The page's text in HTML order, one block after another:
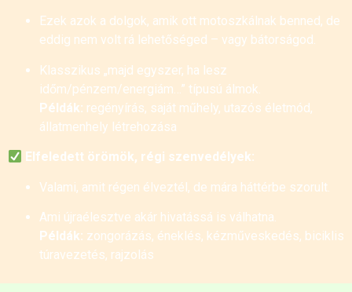
Ezek azok a dolgok, amik ott motoszkálnak benned, de
eddig nem volt rá lehetőséged – vagy bátorságod.
Klasszikus „majd egyszer, ha lesz
időm/pénzem/energiám…” típusú álmok.
Példák: regényírás, saját műhely, utazós életmód,
állatmenhely létrehozása
Elfeledett örömök, régi szenvedélyek:
Valami, amit régen élveztél, de mára háttérbe szorult.
Ami újraélesztve akár hivatássá is válhatna.
Példák: zongorázás, éneklés, kézműveskedés, biciklis
túravezetés, rajzolás